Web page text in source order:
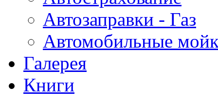
Автозаправки - Газ
Автомобильные
Галерея
Книги